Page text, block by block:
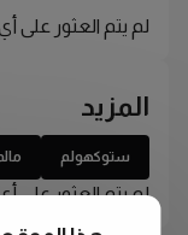
لم يتم العثور على
المزيد
ستوكهولم
لم يتم العثور على